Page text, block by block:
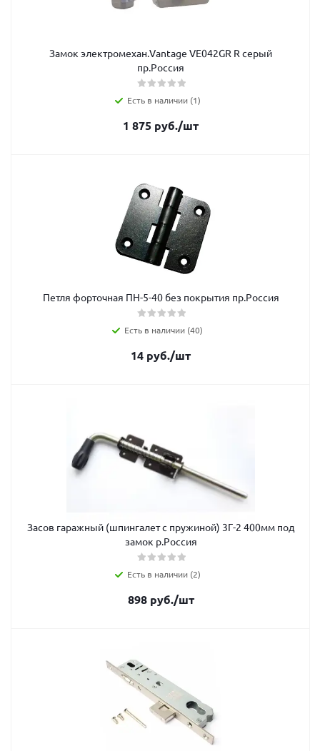
Замок электромехан.Vantage VE042GR R серый
пр.Россия
Есть в наличии (1)
1 875 руб./шт
Петля форточная ПН-5-40 без покрытия пр.Россия
Есть в наличии (40)
14 руб./шт
Засов гаражный (шпингалет с пружиной) 3Г-2 400мм под
замок р.Россия
Есть в наличии (2)
898руб./шт